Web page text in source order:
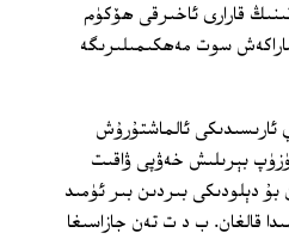
قارارى ئاخىرقى ھۆكۈم
سوت مەھكىمىلىرىگە
ئالماشتۇرۇش
بېرىلىش خەۋپى ۋاقىت
بۇ دېلودىكى بىردىن بىر ئۈمىد
قالغان. ب د ت تەن جازاسىغا